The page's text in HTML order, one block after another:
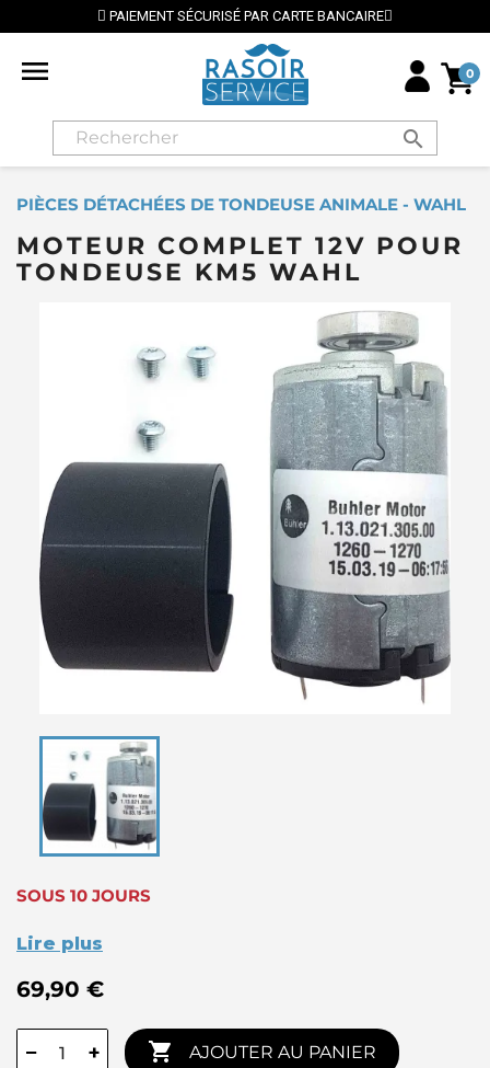
PAIEMENT SÉCURISÉ PAR CARTE BANCAIRE
 0
search
PIÈCES DÉTACHÉES DE TONDEUSE ANIMALE - WAHL
MOTEUR COMPLET 12V POUR
TONDEUSE KM5 WAHL
SOUS 10 JOURS
Lire plus
69,90 €
− +  AJOUTER AU PANIER